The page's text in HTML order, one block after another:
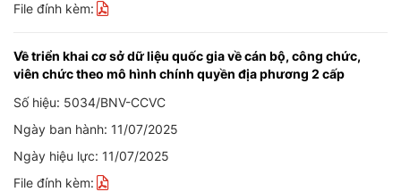
File đính kèm:
Về triển khai cơ sở dữ liệu quốc gia về cán bộ, công chức,
viên chức theo mô hình chính quyền địa phương 2 cấp
Số hiệu: 5034/BNV-CCVC
Ngày ban hành: 11/07/2025
Ngày hiệu lực: 11/07/2025
File đính kèm: